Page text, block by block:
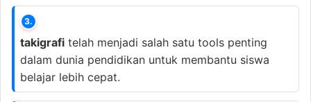
3.
takigrafi telah menjadi salah satu tools penting
dalam dunia pendidikan untuk membantu siswa
belajar lebih cepat.